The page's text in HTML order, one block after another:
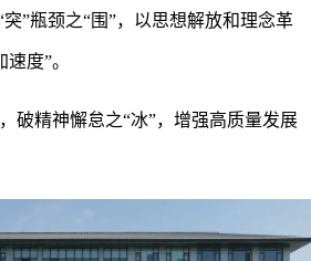
突”瓶颈之“围”，以思想解放和理念革
度”。
破精神懈怠之“冰”，增强高质量发展